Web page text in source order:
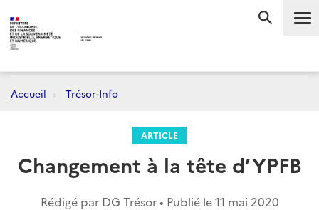
Accueil Trésor-Info
ARTICLE
Changement à la tête d’YPFB
Rédigé par DG Trésor • Publié le11 mai 2020